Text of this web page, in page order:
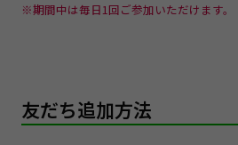
※期間中は毎⽇1回ご参加いただけます。
友だち追加方法